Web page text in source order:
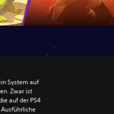
System auf
Zwar ist
auf der PS4